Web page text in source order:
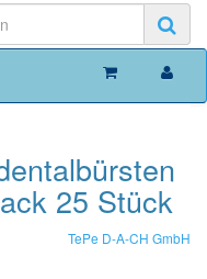
25 Stück
TePe D-A-CH GmbH